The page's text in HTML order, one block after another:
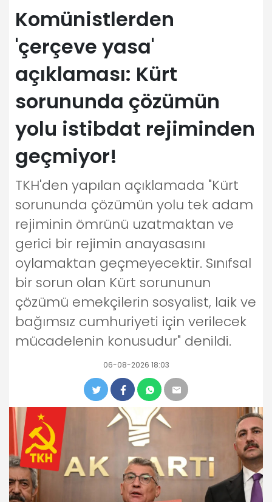
Komünistlerden
'çerçeve yasa'
açıklaması: Kürt
sorununda çözümün
yolu istibdat rejiminden
geçmiyor!
TKH'den yapılan açıklamada "Kürt
sorununda çözümün yolu tek adam
rejiminin ömrünü uzatmaktan ve
gerici bir rejimin anayasasını
oylamaktan geçmeyecektir. Sınıfsal
bir sorun olan Kürt sorununun
çözümü emekçilerin sosyalist, laik ve
bağımsız cumhuriyeti için verilecek
mücadelenin konusudur" denildi.
06-08-2026 18:03